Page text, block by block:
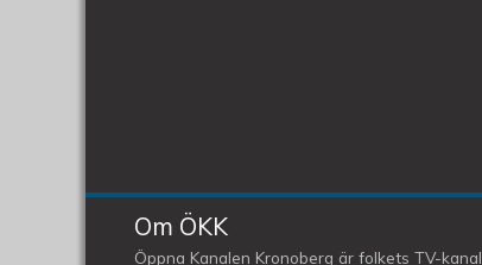
Om ÖKK
Öppna Kanalen Kronoberg är folkets TV-kanal.